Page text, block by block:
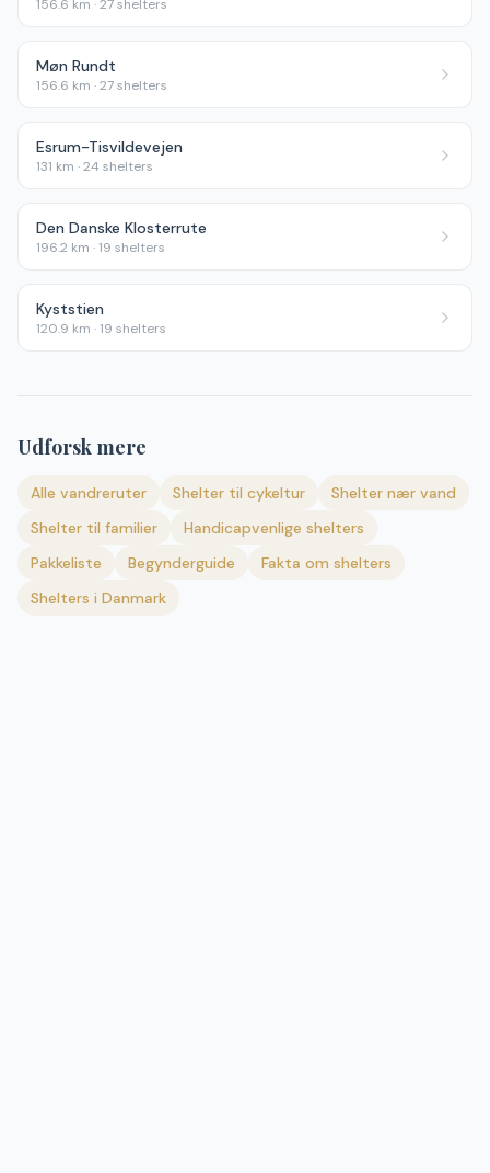
156.6 km ·27shelters
Møn Rundt
156.6 km ·27shelters
Esrum-Tisvildevejen
131 km ·24 shelters
Den Danske Klosterrute
196.2 km · 19 shelters
Kyststien
120.9 km · 19 shelters
Udforsk mere
Alle vandreruter Shelter til cykeltur
Shelter nær vand
Shelter til familier
Handicapvenlige shelters
Pakkeliste
Begynderguide
Fakta om shelters
Shelters i Danmark